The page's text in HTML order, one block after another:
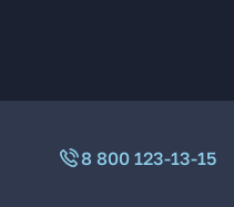
8 800 123-13-15